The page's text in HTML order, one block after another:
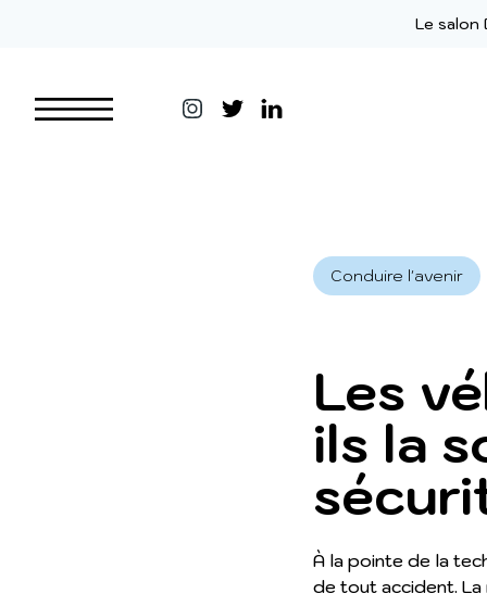
Le salon
Conduire l'avenir
Les
ils la
À la pointe de la
de tout accident. La